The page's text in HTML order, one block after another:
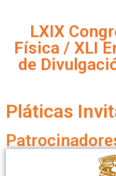
LXIX
Física / XLI
de
Pláticas